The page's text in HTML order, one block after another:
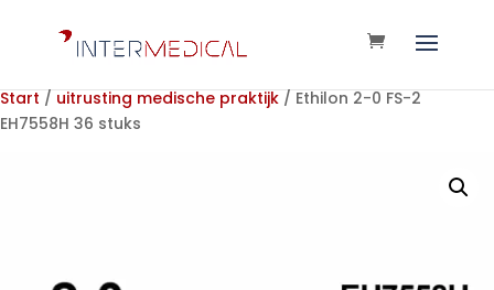
Start / uitrusting medische praktijk / Ethilon 2-0 FS-2
EH7558H 36 stuks